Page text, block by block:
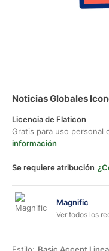
Noticias Globales
Licencia de Flaticon
Gratis para uso personal
información
Se requiere atribución
Magnific
Ver todos los